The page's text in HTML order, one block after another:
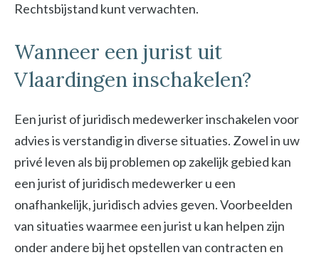
Rechtsbijstand kunt verwachten.
Wanneer een jurist uit
Vlaardingen inschakelen?
Een jurist of juridisch medewerker inschakelen voor
advies is verstandig in diverse situaties. Zowel in uw
privé leven als bij problemen op zakelijk gebied kan
een jurist of juridisch medewerker u een
onafhankelijk, juridisch advies geven. Voorbeelden
van situaties waarmee een jurist u kan helpen zijn
onder andere bij het opstellen van contracten en